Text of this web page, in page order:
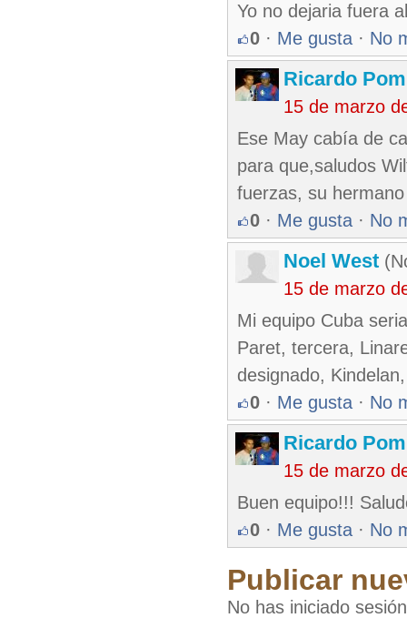
Yo no dejaria fuera
0 · Me gusta · No
Ricardo
15 de marzo
Ese May cabía de
para que,saludos
fuerzas, su
0 · Me gusta · No
Noel West
15 de marzo
Mi equipo Cuba
Paret, tercera,
designado,
0 · Me gusta · No
Ricardo
15 de marzo
Buen equipo!!!
0 · Me gusta · No
Publicar
No has iniciado